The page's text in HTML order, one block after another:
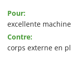
Qualité / Prix
Facilité de montage
Emballage
Pour:
excellente
Contre:
corps externe en